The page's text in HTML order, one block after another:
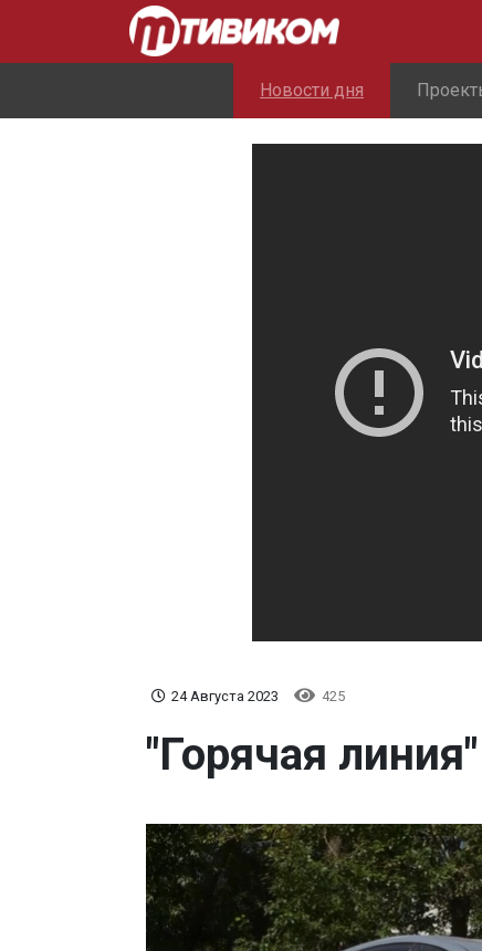
Новости дня
24 Августа 2023 425
"Горячая